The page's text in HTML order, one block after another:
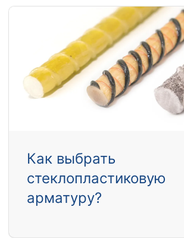
Как выбрать
стеклопластиковую
арматуру?